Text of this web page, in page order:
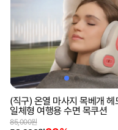
(직구) 온열 마사지 목베개 헤
일체형 여행용 수면 목쿠션
85,000원